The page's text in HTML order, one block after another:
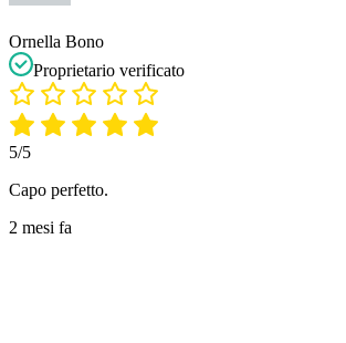
Ornella Bono
Proprietario verificato
5/5
Capo perfetto.
2 mesi fa